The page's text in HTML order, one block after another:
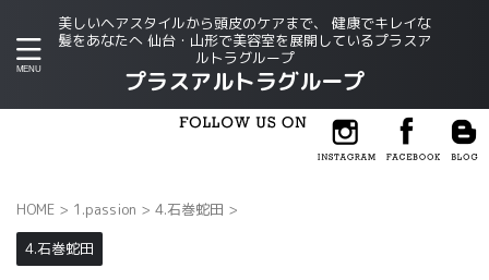
美しいヘアスタイルから頭皮のケアまで、 健康でキレイな
髪をあなたへ 仙台・山形で美容室を展開しているプラスア
ルトラグループ
プラスアルトラグループ
HOME > 1.passion > 4.石巻蛇田 >
4.石巻蛇田